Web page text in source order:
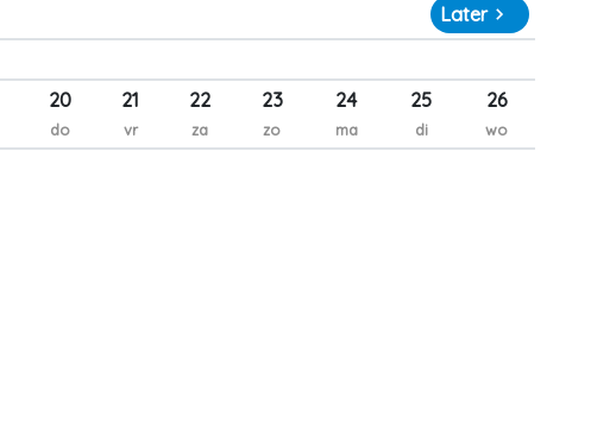
Later
20
do
21
vr
22
za
23
zo
24
ma
25
di
26
wo